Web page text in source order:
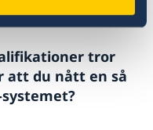
tror
att du nått en så